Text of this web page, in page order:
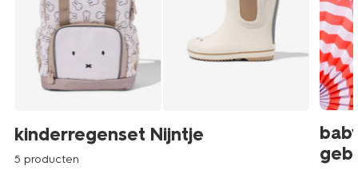
kinderregenset Nijntje
5 producten